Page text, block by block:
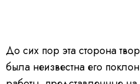
До сих пор эта сторона
была неизвестна его